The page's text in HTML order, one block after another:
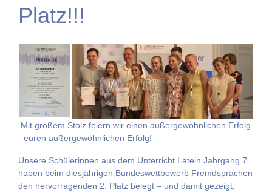
Platz!!!
Mit großem Stolz feiern wir einen außergewöhnlichen Erfolg
- euren außergewöhnlichen Erfolg!
Unsere Schülerinnen aus dem Unterricht Latein Jahrgang 7
haben beim diesjährigen Bundeswettbewerb Fremdsprachen
den hervorragenden 2. Platz belegt – und damit gezeigt,